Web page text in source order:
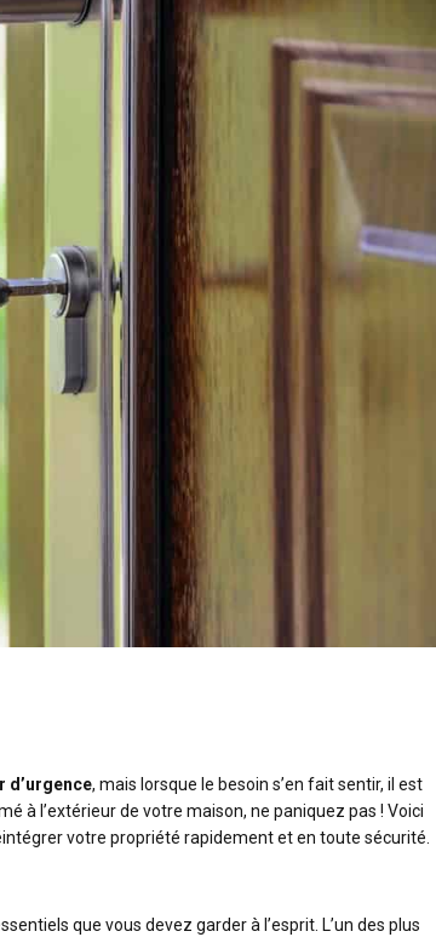
d’urgence, mais lorsque le besoin s’en fait sentir, il est
à l’extérieur de votre maison, ne paniquez pas ! Voici
votre propriété rapidement et en toute sécurité.
que vous devez garder à l’esprit. L’un des plus